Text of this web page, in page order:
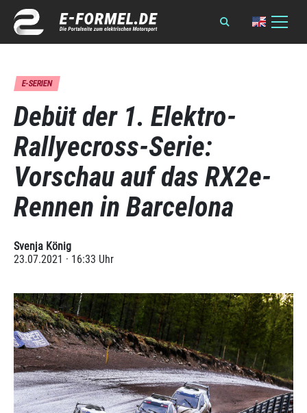
E-SERIEN
Debüt der 1. Elektro-
Rallyecross-Serie:
Vorschau auf das RX2e-
Rennen in Barcelona
Svenja König
23.07.2021 · 16:33 Uhr